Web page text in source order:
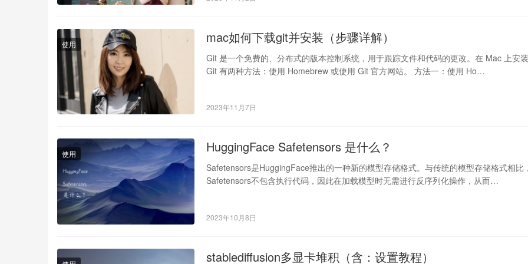
使用 mac如何下载git并安装（步骤详解）
Git 是一个免费的、分布式的版本控制系统，用于跟踪文件和代码的更改。在 Mac 上安
Git 有两种方法：使用 Homebrew 或使用 Git 官方网站。 方法一：使用 Ho…
2023年11月7日
使用 HuggingFace Safetensors 是什么？
Safetensors是HuggingFace推出的一种新的模型存储格式。与传统的模型存储格式相比
Safetensors不包含执行代码，因此在加载模型时无需进行反序列化操作，从而…
2023年10月8日
stablediffusion多显卡堆积（含：设置教程）